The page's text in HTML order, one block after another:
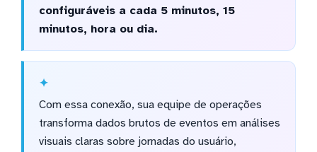
configuráveis a cada 5 minutos, 15
minutos, hora ou dia.
Com essa conexão, sua equipe de operações
transforma dados brutos de eventos em análises
visuais claras sobre jornadas do usuário,